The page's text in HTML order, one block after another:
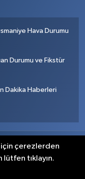
Hava Durumu
Durumu ve Fikstür
Dakika Haberleri
için çerezlerden
tıklayın.